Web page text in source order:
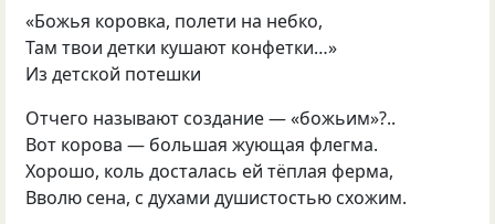
«Божья коровка, полети на небко,
Там твои детки кушают конфетки…»
Из детской потешки
Отчего называют создание — «божьим»?..
Вот корова — большая жующая флегма.
Хорошо, коль досталась ей тёплая ферма,
Вволю сена, с духами душистостью схожим.